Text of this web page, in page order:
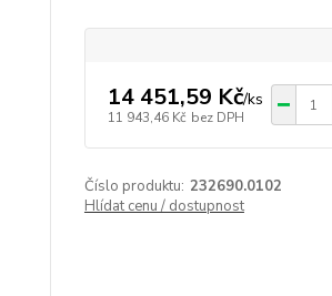
14 451,59 Kč/ks
11 943,46 Kč bez DPH
Číslo produktu: 232690.0102
Hlídat cenu / dostupnost